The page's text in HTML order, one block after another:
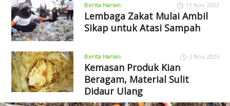
Berita Harian 11 Nov 2023
Lembaga Zakat Mulai Ambil
Sikap untuk Atasi Sampah
Berita Harian 2 Nov 2023
Kemasan Produk Kian
Beragam, Material Sulit
Didaur Ulang